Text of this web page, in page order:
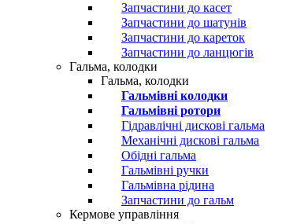
Запчастини до касет
Запчастини до шатунів
Запчастини до кареток
Запчастини до ланцюгів
Гальма, колодки
Гальма, колодки
Гальмівні колодки
Гальмівні ротори
Гідравлічні дискові гальма
Механічні дискові гальма
Обідні гальма
Гальмівні ручки
Гальмівна рідина
Запчастини до гальм
Кермове управління